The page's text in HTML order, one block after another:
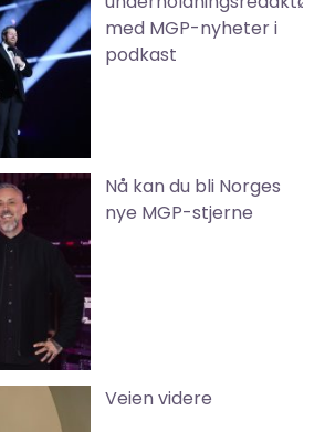
med MGP-nyheter i
podkast
Nå kan du bli Norges
nye MGP-stjerne
Veien videre